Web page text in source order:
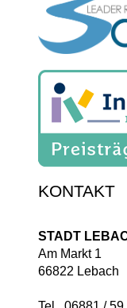
KONTAKT
STADT
Am Markt 1
66822 Lebach